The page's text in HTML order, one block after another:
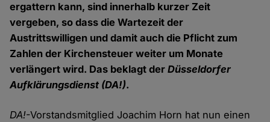
ergattern kann, sind innerhalb kurzer Zeit
vergeben, so dass die Wartezeit der
Austrittswilligen und damit auch die Pflicht zum
Zahlen der Kirchensteuer weiter um Monate
verlängert wird. Das beklagt derDüsseldorfer
Aufklärungsdienst (DA!).
DA!-Vorstandsmitglied Joachim Horn hat nun einen